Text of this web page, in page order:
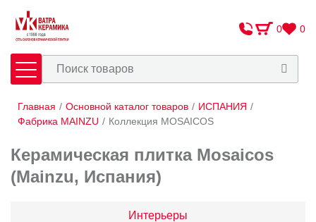
0 0
Плитка Сантехника
Оплата и доставка
Сотрудничество
Главная / Основной каталог товаров / ИСПАНИЯ /
Фабрика MAINZU / Коллекция MOSAICOS
Керамическая плитка Mosaicos
(Mainzu, Испания)
Интерьеры